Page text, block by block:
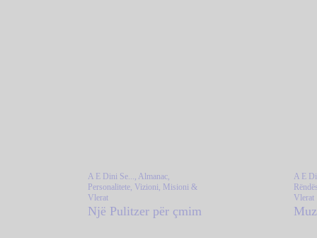
A E Dini Se..., Almanac,
Personalitete, Vizioni, Misioni &
Vlerat
Një Pulitzer për çmim
A E
Vlerat